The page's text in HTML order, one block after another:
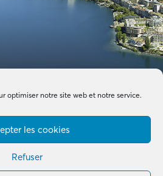
optimiser notre site web et notre service.
les cookies
Refuser